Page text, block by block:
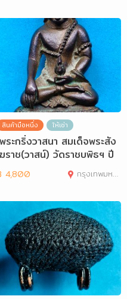
สินค้ามือหนึ่ง ให้เช่า
พระกริ่งวาสนา สมเด็จพระสัง
ฆราช(วาสน์) วัดราชบพิธฯ ปี
2531
4,800 กรุงเทพมหานคร